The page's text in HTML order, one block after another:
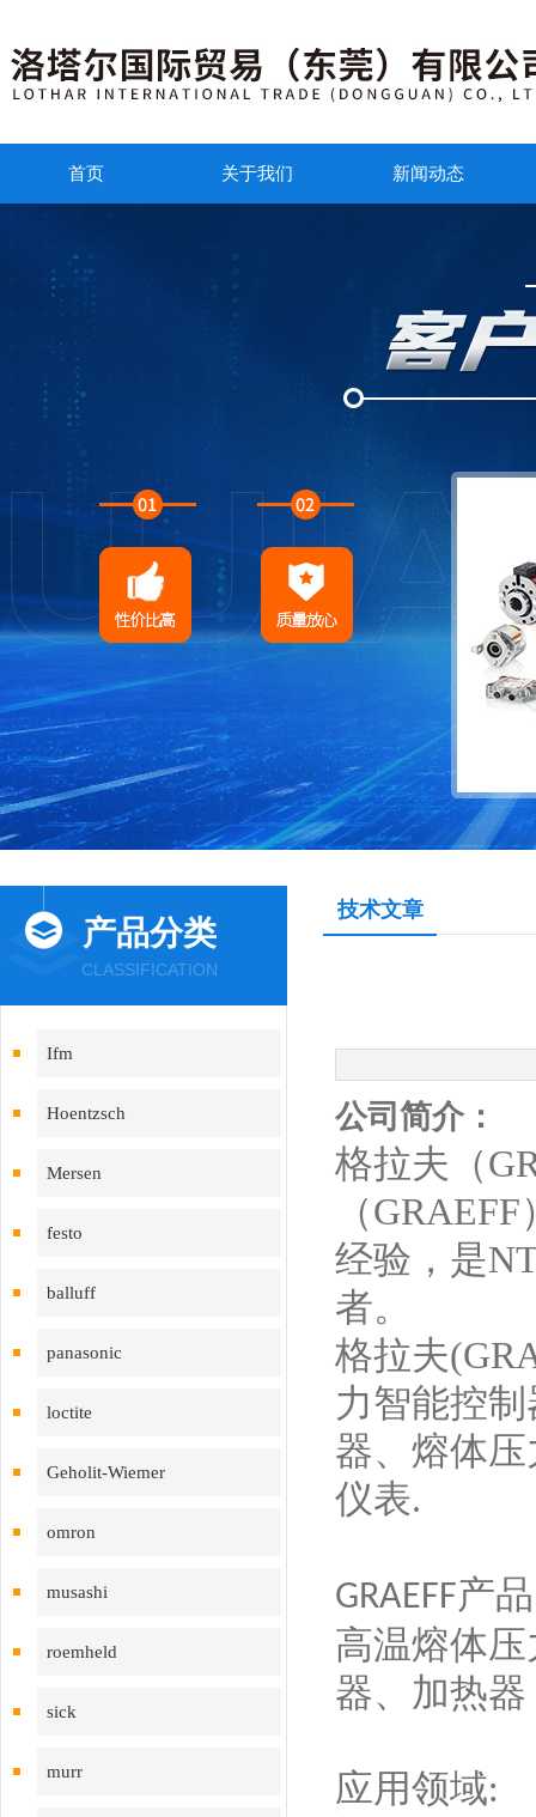
首页 关于我们 新闻动态
产品分类
CLASSIFICATION
Ifm
Hoentzsch
Mersen
festo
balluff
panasonic
loctite
Geholit-Wiemer
omron
musashi
roemheld
sick
murr
技术文章
公司简介：
格拉夫（
（
经验，是
者。
格拉夫
力智能控
器、熔体
仪表.
GRAEFF产品
高温熔体
器、加热器
应用领域: